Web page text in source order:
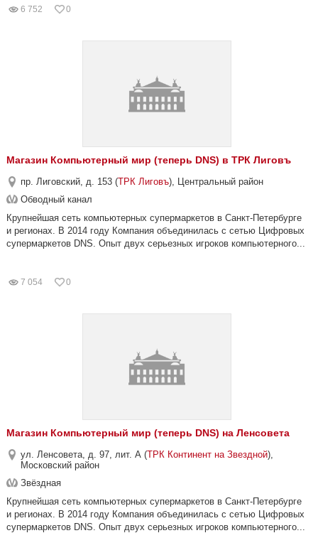
6 752 0
Магазин Компьютерный мир (теперь DNS) в ТРК Лиговъ
пр. Лиговский, д. 153 (ТРК Лиговъ), Центральный район
Обводный канал
Крупнейшая сеть компьютерных супермаркетов в Санкт-Петербурге
и регионах. В 2014 году Компания объединилась с сетью Цифровых
супермаркетов DNS. Опыт двух серьезных игроков компьютерного...
7 054 0
Магазин Компьютерный мир (теперь DNS) на Ленсовета
ул. Ленсовета, д. 97, лит. А (ТРК Континент на Звездной),
Московский район
Звёздная
Крупнейшая сеть компьютерных супермаркетов в Санкт-Петербурге
и регионах. В 2014 году Компания объединилась с сетью Цифровых
супермаркетов DNS. Опыт двух серьезных игроков компьютерного...